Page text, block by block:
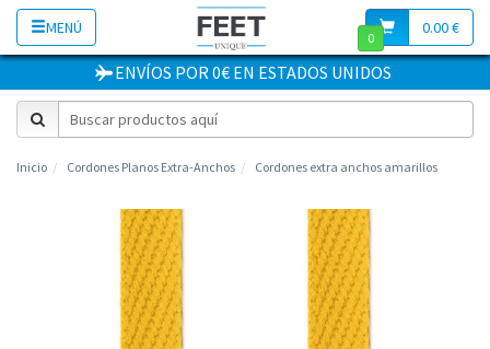
MENÚ 0.00 €
0
ENVÍOS POR 0€ EN ESTADOS UNIDOS
Inicio Cordones Planos Extra-Anchos Cordones extra anchos amarillos
Previous